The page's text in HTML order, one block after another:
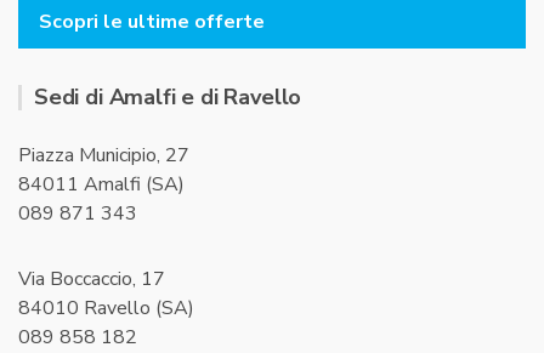
Scopri le ultime offerte
Sedi di Amalfi e di Ravello
Piazza Municipio, 27
84011 Amalfi (SA)
089 871 343
Via Boccaccio, 17
84010 Ravello (SA)
089 858 182